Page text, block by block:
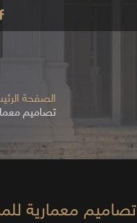
الصفحة
تصاميم
تصاميم معمارية